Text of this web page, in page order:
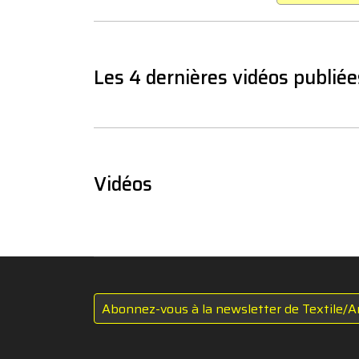
Les 4 dernières vidéos
Vidéos
Abonnez-vous à la newsletter de Textile/